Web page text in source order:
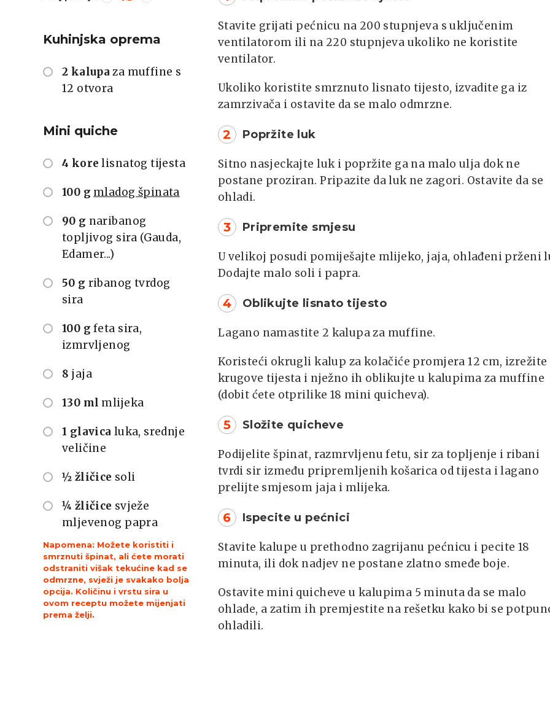
Kuhinjska oprema
2 kalupa za muffine s
12 otvora
Mini quiche
4 kore lisnatog tijesta
100 g mladog špinata
90 g naribanog
topljivog sira (Gauda,
Edamer...)
50 g ribanog tvrdog
sira
100 g feta sira,
izmrvljenog
8 jaja
130 ml mlijeka
1 glavica luka, srednje
veličine
½ žličice soli
¼ žličice svježe
mljevenog papra
Napomena: Možete koristiti i
smrznuti špinat, ali ćete morati
odstraniti višak tekućine kad se
odmrzne, svježi je svakako bolja
opcija. Količinu i vrstu sira u
ovom receptu možete mijenjati
prema želji.
Stavite grijati pećnicu na 200 stupnjeva s uključenim
ventilatorom ili na 220 stupnjeva ukoliko ne koristite
ventilator.
Ukoliko koristite smrznuto lisnato tijesto, izvadite ga iz
zamrzivača i ostavite da se malo odmrzne.
2 Popržite luk
Sitno nasjeckajte luk i popržite ga na malo ulja dok ne
postane proziran. Pripazite da luk ne zagori. Ostavite da se
ohladi.
3 Pripremite smjesu
U velikoj posudi pomiješajte mlijeko, jaja, ohlađeni prženi
Dodajte malo soli i papra.
4 Oblikujte lisnato tijesto
Lagano namastite 2 kalupa za muffine.
Koristeći okrugli kalup za kolačiće promjera 12 cm, izrežite
krugove tijesta i nježno ih oblikujte u kalupima za muffine
(dobit ćete otprilike 18 mini quicheva).
5 Složite quicheve
Podijelite špinat, razmrvljenu fetu, sir za topljenje i ribani
tvrdi sir između pripremljenih košarica od tijesta i lagano
prelijte smjesom jaja i mlijeka.
6 Ispecite u pećnici
Stavite kalupe u prethodno zagrijanu pećnicu i pecite 18
minuta, ili dok nadjev ne postane zlatno smeđe boje.
Ostavite mini quicheve u kalupima 5 minuta da se malo
ohlade, a zatim ih premjestite na rešetku kako bi se
ohladili.